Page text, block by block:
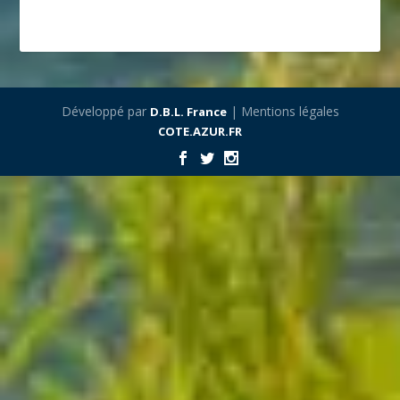
Développé par D.B.L. France| Mentions légales
COTE.AZUR.FR